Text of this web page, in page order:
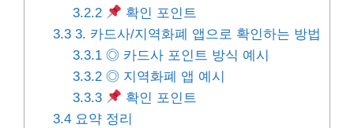
3.2.2
확인 포인트
3.33. 카드사/지역화폐 앱으로 확인하는 방법
3.3.1 ◎ 카드사 포인트 방식 예시
3.3.2 ◎ 지역화폐 앱 예시
3.3.3
확인 포인트
3.4요약 정리